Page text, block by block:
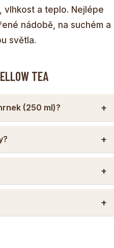
vlhkost a teplo. Nejlépe
nádobě, na suchém a
světla.
TEA
(250 ml)?